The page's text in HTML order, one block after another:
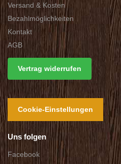
Versand & Kosten
Bezahlmöglichkeiten
Kontakt
AGB
Vertrag widerrufen
Cookie-Einstellungen
Uns folgen
Facebook